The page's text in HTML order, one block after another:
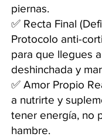
piernas.
✅ Recta Final
Protocolo anti-
para que llegues
deshinchada y
✅ Amor Propio
a nutrirte y
tener energía, no
hambre.